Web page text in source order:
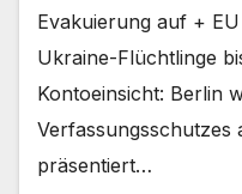
Evakuierung auf +
Ukraine-Flüchtlinge
Kontoeinsicht: Berlin
Verfassungsschutzes
präsentiert…